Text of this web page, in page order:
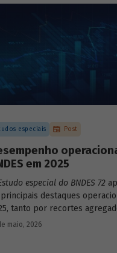
especiais Post
em 2025
especial do BNDES 72
destaques
tanto por recortes
relação a atuações mais
maio, 2026